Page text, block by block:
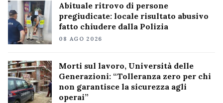
Abituale ritrovo di persone
pregiudicate: locale risultato abusivo
fatto chiudere dalla Polizia
08 AGO 2026
Morti sul lavoro, Università delle
Generazioni: “Tolleranza zero per chi
non garantisce la sicurezza agli
operai”